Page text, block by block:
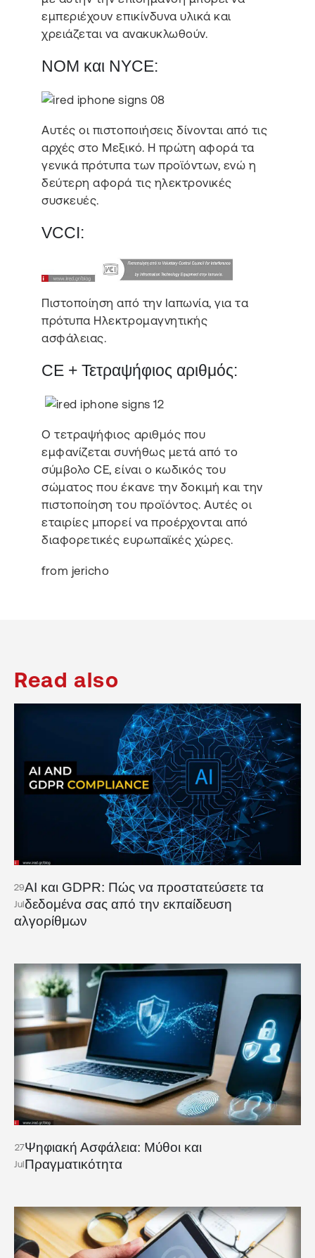
εμπεριέχουν επικίνδυνα υλικά και
χρειάζεται να ανακυκλωθούν.
ΝΟΜ και NYCE:
Αυτές οι πιστοποιήσεις δίνονται από τις
αρχές στο Μεξικό. Η πρώτη αφορά τα
γενικά πρότυπα των προϊόντων, ενώ η
δεύτερη αφορά τις ηλεκτρονικές
συσκευές.
VCCI:
Πιστοποίηση από την Ιαπωνία, για τα
πρότυπα Ηλεκτρομαγνητικής
ασφάλειας.
CE + Τετραψήφιος αριθμός:
Ο τετραψήφιος αριθμός που
εμφανίζεται συνήθως μετά από το
σύμβολο CE, είναι ο κωδικός του
σώματος που έκανε την δοκιμή και την
πιστοποίηση του προϊόντος. Αυτές οι
εταιρίες μπορεί να προέρχονται από
διαφορετικές ευρωπαϊκές χώρες.
from jericho
Read also
29
Jul
AI και GDPR: Πώς να προστατεύσετε τα
δεδομένα σας από την εκπαίδευση
αλγορίθμων
27
Jul
Ψηφιακή Ασφάλεια: Μύθοι και
Πραγματικότητα